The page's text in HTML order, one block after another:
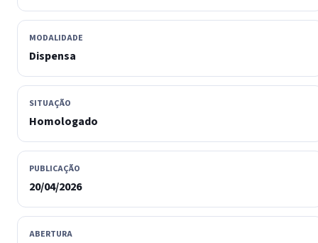
MODALIDADE
Dispensa
SITUAÇÃO
Homologado
PUBLICAÇÃO
20/04/2026
ABERTURA